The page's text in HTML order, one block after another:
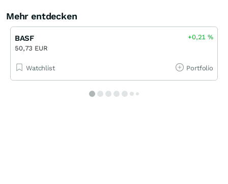
Mehr entdecken
BASF
50,73 EUR
+0,21%
Watchlist Portfolio